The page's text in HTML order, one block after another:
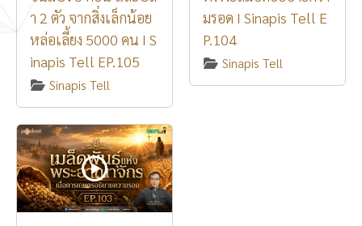
า 2 ตัว จากสิ่งเล็กน้อย
หล่อเลี้ยง 5000 คน I S
inapis Tell EP.105
Sinapis Tell
มรอด I Sinapis Tell E
P.104
Sinapis Tell